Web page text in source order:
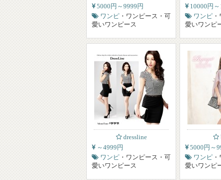
5000円～9999円
ワンピ ・ワンピース・可
愛いワンピース
10000円～
ワンピ
愛いワンピ
dressline
～4999円
ワンピ ・ワンピース・可
愛いワンピース
5000円～
ワンピ
愛いワンピ